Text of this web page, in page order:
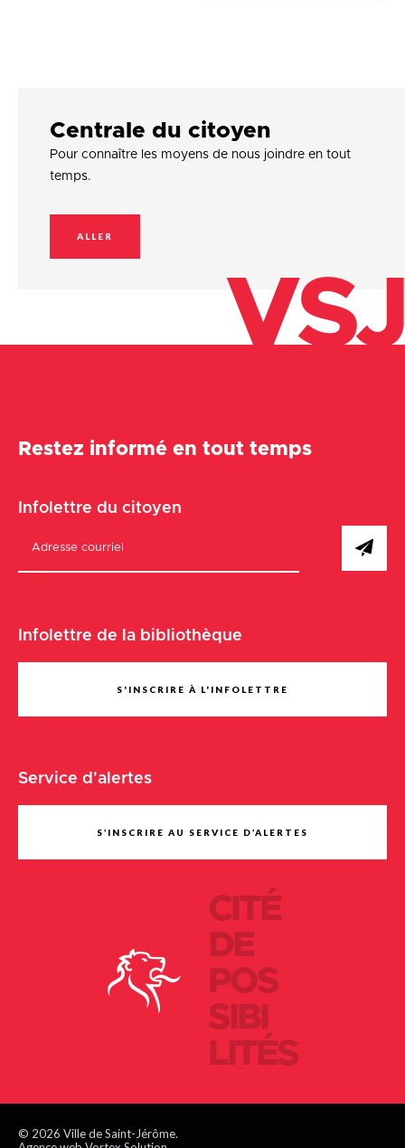
Centrale du citoyen
Pour connaître les moyens de nous joindre en tout
temps.
ALLER
VSJ
CITÉ
DE
POS
SIBI
LITÉS
Restez informé en tout temps
Infolettre du citoyen
Infolettre de la bibliothèque
S'INSCRIRE À L'INFOLETTRE
Service d'alertes
S’INSCRIRE AU SERVICE D’ALERTES
© 2026 Ville de Saint-Jérôme.